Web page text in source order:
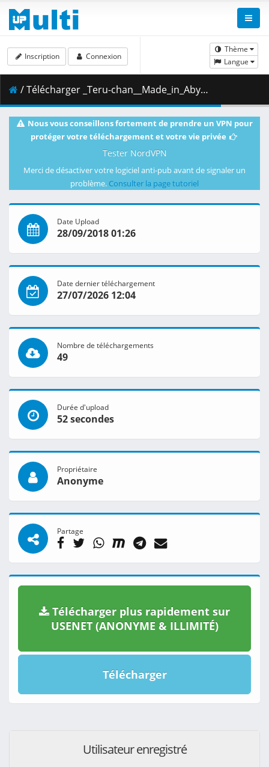
Thème
Langue
Inscription Connexion
/ Télécharger _Teru-chan__Made_in_Abyss_-_10__BD_1080p_x264_10bit_FLAC_.mkv.002 ( 825.93 MB )
Nous vous conseillons fortement de prendre un VPN pour
protéger votre téléchargement et votre vie privée
Tester NordVPN
Merci de désactiver votre logiciel anti-pub avant de signaler un
problème. Consulter la page tutoriel
Date Upload
28/09/2018 01:26
Date dernier téléchargement
27/07/2026 12:04
Nombre de téléchargements
49
Durée d'upload
52 secondes
Propriétaire
Anonyme
Partage
Télécharger plus rapidement sur
USENET (ANONYME & ILLIMITÉ)
Télécharger
Utilisateur enregistré